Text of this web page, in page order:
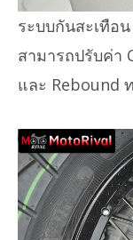
ระบบกันสะเทือ
สามารถปรับค่า
และ Rebound